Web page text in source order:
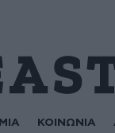
ΚΟΙΝΩΝΙΑ